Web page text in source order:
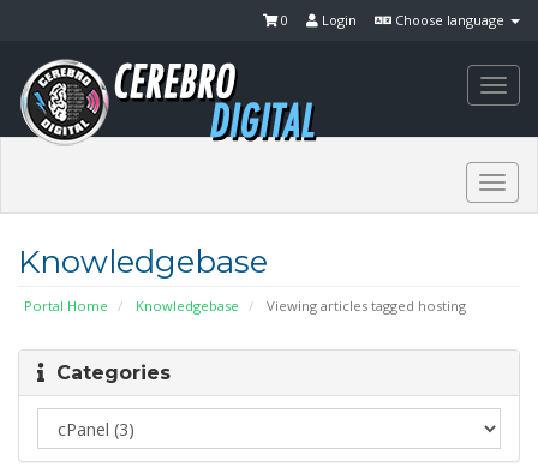
Choose language
Login
0
Knowledgebase
Portal Home Knowledgebase Viewing articles tagged hosting
Categories